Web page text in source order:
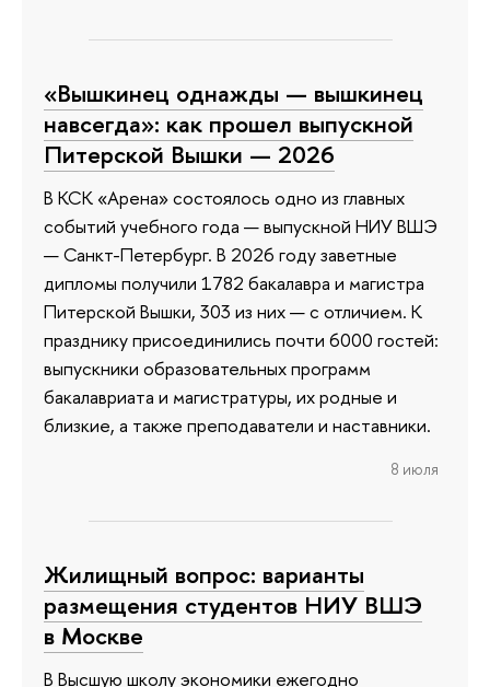
«Вышкинец однажды — вышкинец
навсегда»: как прошел выпускной
Питерской Вышки — 2026
В КСК «Арена» состоялось одно из главных
событий учебного года — выпускной НИУ ВШЭ
— Санкт-Петербург. В 2026 году заветные
дипломы получили 1782 бакалавра и магистра
Питерской Вышки, 303 из них — с отличием. К
празднику присоединились почти 6000 гостей:
выпускники образовательных программ
бакалавриата и магистратуры, их родные и
близкие, а также преподаватели и наставники.
8 июля
Жилищный вопрос: варианты
размещения студентов НИУ ВШЭ
в Москве
В Высшую школу экономики ежегодно